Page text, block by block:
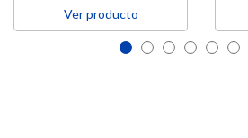
Ver producto